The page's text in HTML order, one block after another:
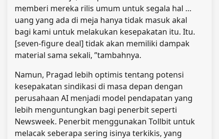
memberi mereka rilis umum untuk segala hal …
uang yang ada di meja hanya tidak masuk akal
bagi kami untuk melakukan kesepakatan itu. Itu.
[seven-figure deal] tidak akan memiliki dampak
material sama sekali, ”tambahnya.
Namun, Pragad lebih optimis tentang potensi
kesepakatan sindikasi di masa depan dengan
perusahaan AI menjadi model pendapatan yang
lebih menguntungkan bagi penerbit seperti
Newsweek. Penerbit menggunakan Tollbit untuk
melacak seberapa sering isinya terkikis, yang